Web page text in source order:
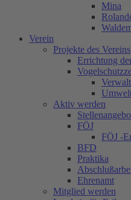
Mina
Verein
Projekte des Vereins
Errichtung
Aktiv werden
FÖJ
FÖJ -
BFD
Praktika
Ehrenamt
Mitglied werden